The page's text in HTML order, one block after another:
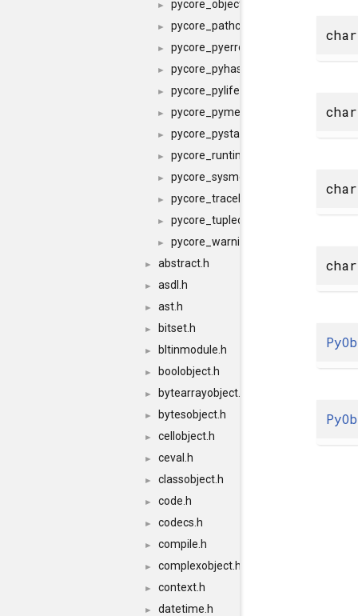
► pycore_object.h
► pycore_pathconfig.h
► pycore_pyerrors.h
► pycore_pyhash.h
► pycore_pylifecycle.h
► pycore_pymem.h
► pycore_pystate.h
► pycore_runtime.h
► pycore_sysmodule.h
► pycore_traceback.h
► pycore_tupleobject.h
► pycore_warnings.h
► abstract.h
► asdl.h
► ast.h
► bitset.h
► bltinmodule.h
► boolobject.h
► bytearrayobject.h
► bytesobject.h
► cellobject.h
► ceval.h
► classobject.h
► code.h
► codecs.h
► compile.h
► complexobject.h
► context.h
► datetime.h